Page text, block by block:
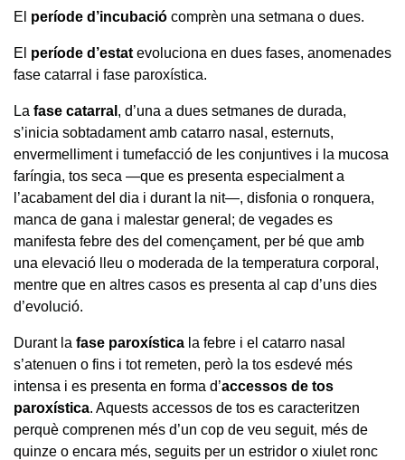
El període d’incubació comprèn una setmana o dues.
El període d’estat evoluciona en dues fases, anomenades
fase catarral i fase paroxística.
La fase catarral , d’una a dues setmanes de durada,
s’inicia sobtadament amb catarro nasal, esternuts,
envermelliment i tumefacció de les conjuntives i la mucosa
faríngia, tos seca —que es presenta especialment a
l’acabament del dia i durant la nit—, disfonia o ronquera,
manca de gana i malestar general; de vegades es
manifesta febre des del començament, per bé que amb
una elevació lleu o moderada de la temperatura corporal,
mentre que en altres casos es presenta al cap d’uns dies
d’evolució.
Durant la fase paroxística la febre i el catarro nasal
s’atenuen o fins i tot remeten, però la tos esdevé més
intensa i es presenta en forma d’accessos de tos
paroxística. Aquests accessos de tos es caracteritzen
perquè comprenen més d’un cop de veu seguit, més de
quinze o encara més, seguits per un estridor o xiulet ronc